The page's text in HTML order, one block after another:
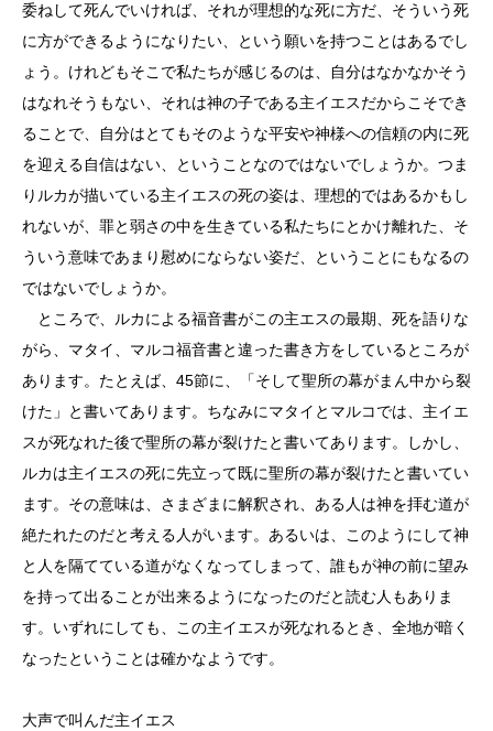
委ねして死んでいければ、それが理想的な死に方だ、そういう死
に方ができるようになりたい、という願いを持つことはあるでし
ょう。けれどもそこで私たちが感じるのは、自分はなかなかそう
はなれそうもない、それは神の子である主イエスだからこそでき
ることで、自分はとてもそのような平安や神様への信頼の内に死
を迎える自信はない、ということなのではないでしょうか。つま
りルカが描いている主イエスの死の姿は、理想的ではあるかもし
れないが、罪と弱さの中を生きている私たちにとかけ離れた、そ
ういう意味であまり慰めにならない姿だ、ということにもなるの
ではないでしょうか。
ところで、ルカによる福音書がこの主エスの最期、死を語りな
がら、マタイ、マルコ福音書と違った書き方をしているところが
あります。たとえば、45節に、「そして聖所の幕がまん中から裂
けた」と書いてあります。ちなみにマタイとマルコでは、主イエ
スが死なれた後で聖所の幕が裂けたと書いてあります。しかし、
ルカは主イエスの死に先立って既に聖所の幕が裂けたと書いてい
ます。その意味は、さまざまに解釈され、ある人は神を拝む道が
絶たれたのだと考える人がいます。あるいは、このようにして神
と人を隔てている道がなくなってしまって、誰もが神の前に望み
を持って出ることが出来るようになったのだと読む人もありま
す。いずれにしても、この主イエスが死なれるとき、全地が暗く
なったということは確かなようです。
大声で叫んだ主イエス